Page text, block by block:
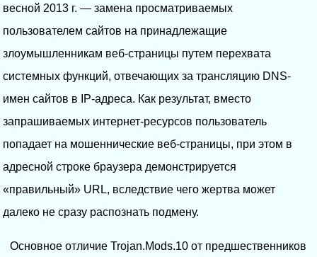
весной 2013 г. — замена просматриваемых
пользователем сайтов на принадлежащие
злоумышленникам веб-страницы путем перехвата
системных функций, отвечающих за трансляцию DNS-
имен сайтов в IP-адреса. Как результат, вместо
запрашиваемых интернет-ресурсов пользователь
попадает на мошеннические веб-страницы, при этом в
адресной строке браузера демонстрируется
«правильный» URL, вследствие чего жертва может
далеко не сразу распознать подмену.
Основное отличие Trojan.Mods.10 от предшественников